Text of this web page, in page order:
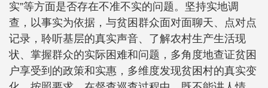
实”等方面是否存在不准不实的问题。坚持实地调
查，以事实为依据，与贫困群众面对面聊天、点对点
记录，聆听基层的真实声音、了解农村生产生活现
状、掌握群众的实际困难和问题，多角度地查证贫困
户享受到的政策和实惠，多维度发现贫困村的真实变